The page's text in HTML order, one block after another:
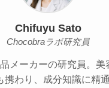
Chifuyu Sato
Chocobraラボ研究員
メーカーの研究員。美
携わり、成分知識に精通